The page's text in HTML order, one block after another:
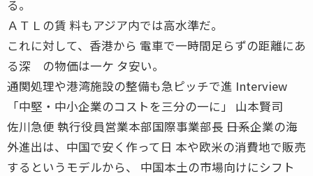
る。
ＡＴＬの賃 料もアジア内では高水準だ。
これに対して、香港から 電車で一時間足らずの距離にあ
る深 の物価は一ケ タ安い。
通関処理や港湾施設の整備も急ピッチで進 Interview
「中堅・中小企業のコストを三分の一に」 山本賢司
佐川急便 執行役員営業本部国際事業部長 ――日系企業の海
外進出は、中国で安く作って日 本や欧米の消費地で販売
するというモデルから、 中国本土の市場向けにシフト